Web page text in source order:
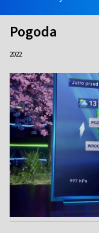
Pogoda
2022